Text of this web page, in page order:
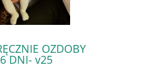
OZDOBY
DNI- v25